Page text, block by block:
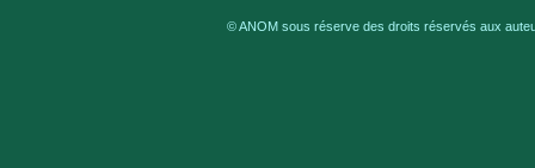
© ANOM sous réserve des droits réservés aux